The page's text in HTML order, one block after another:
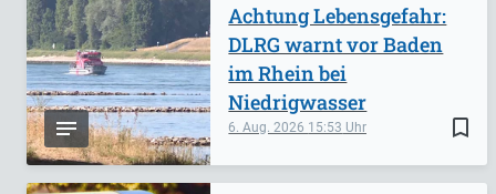
bookmark_border
6. Aug. 2026 15:53
Achtung Lebensgefahr:
DLRG warnt vor Baden
im Rhein bei
Niedrigwasser